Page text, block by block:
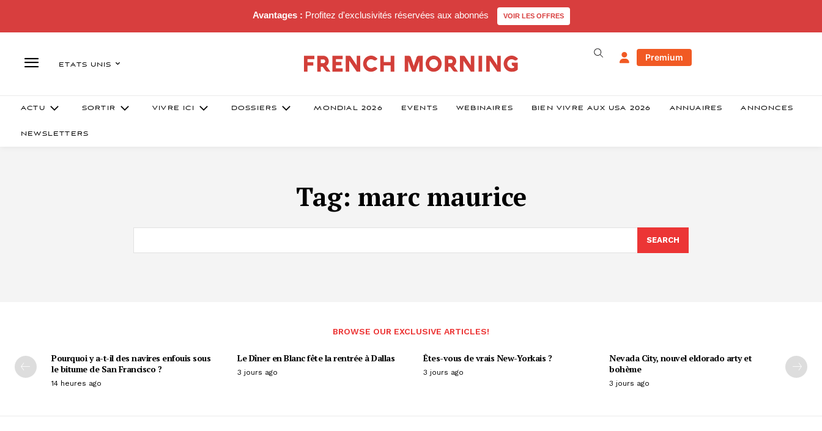
Avantages : Profitez d'exclusivités réservées aux abonnés VOIR LES OFFRES
ETATS UNIS
Premium
ACTU SORTIR VIVRE ICI DOSSIERS MONDIAL 2026 EVENTS WEBINAIRES BIEN VIVRE AUX USA 2026 ANNUAIRES ANNONCES
NEWSLETTERS
Tag: marc maurice
SEARCH
BROWSE OUR EXCLUSIVE ARTICLES!
Pourquoi y a-t-il des navires enfouis sous
le bitume de San Francisco ?
14 heures ago
Le Dîner en Blanc fête la rentrée à Dallas
3 jours ago
Êtes-vous de vrais New-Yorkais ?
3 jours ago
Nevada City, nouvel eldorado arty et
bohème
3 jours ago